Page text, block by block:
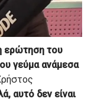
ερώτηση του
γεύμα ανάμεσα
αυτό δεν είναι